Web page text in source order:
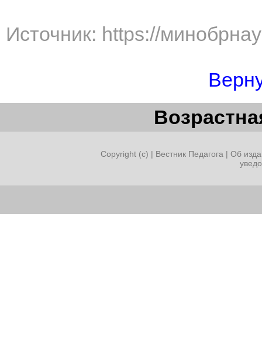
Источник: https://
Copyright (c) | Вестник Педагога | Об